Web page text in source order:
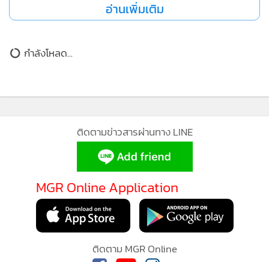
อ่านเพิ่มเติม
กำลังโหลด...
ติดตามข่าวสารผ่านทาง LINE
MGR Online Application
ติดตาม MGR Online